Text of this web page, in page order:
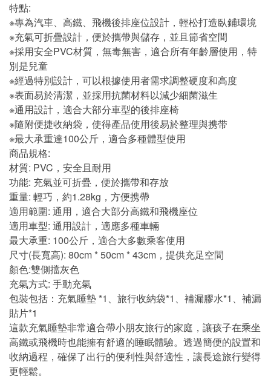
特點:
※專為汽車、高鐵、飛機後排座位設計，輕松打造臥鋪環境
※充氣可折疊設計，便於攜帶與儲存，並且節省空間
※採用安全PVC材質，無毒無害，適合所有年齡層使用，特
別是兒童
※經過特別設計，可以根據使用者需求調整硬度和高度
※表面易於清潔，並採用抗菌材料以減少細菌滋生
※通用設計，適合大部分車型的後排座椅
※隨附便捷收納袋，使得產品使用後易於整理與携带
※最大承重達100公斤，適合多種體型使用
商品規格:
材質: PVC，安全且耐用
功能: 充氣並可折疊，便於攜帶和存放
重量: 輕巧，約1.28kg，方便携帶
適用範圍: 通用，適合大部分高鐵和飛機座位
適用車型: 通用設計，適應多種車輛
最大承重: 100公斤，適合大多數乘客使用
尺寸(長寬高): 80cm * 50cm * 43cm，提供充足空間
顏色:雙側擋灰色
充氣方式: 手動充氣
包裝包括：充氣睡墊 *1、旅行收納袋*1、補漏膠水*1、補漏
貼片*1
這款充氣睡墊非常適合帶小朋友旅行的家庭，讓孩子在乘坐
高鐵或飛機時也能擁有舒適的睡眠體驗。透過簡便的設置和
收納過程，確保了出行的便利性與舒適性，讓長途旅行變得
更輕鬆。